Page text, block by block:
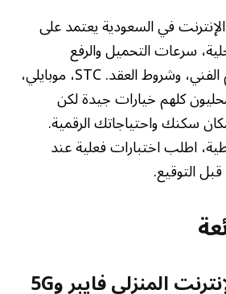
في السعودية يعتمد على
سرعات التحميل والرفع
الحقيقية، جودة الدعم الفني، وشروط العقد. STC، موبايلي،
كلهم خيارات جيدة لكن
سكنك واحتياجاتك الرقمية.
اطلب اختبارات فعلية عند
التوقيع.
ما الفرق بين الإنترنت المنزلي فايبر و5G